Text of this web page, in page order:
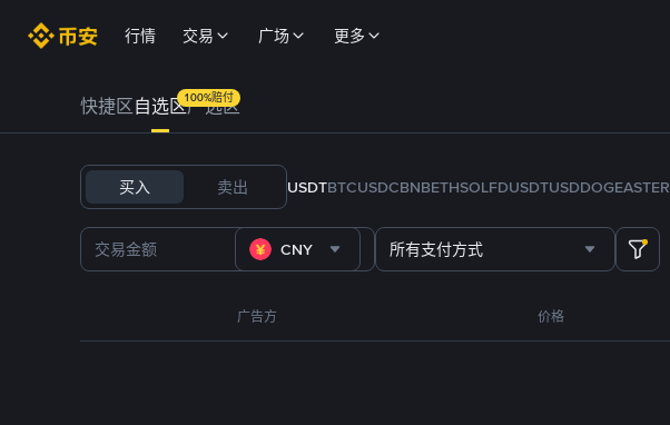
行情 交易 广场 更多
快捷区自选区严选区
100%赔付
买入 卖出 USDTBTCUSDCBNBETHSOLFDUSDTUSDDOGEASTER
CNY 所有支付方式
广告方 价格